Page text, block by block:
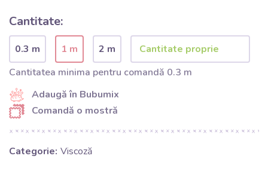
Cantitate:
0.3 m 1 m
2 m
Cantitatea minima pentru comandă 0.3 m
Adaugă în Bubumix
Comandă o mostră
Categorie: Viscoză